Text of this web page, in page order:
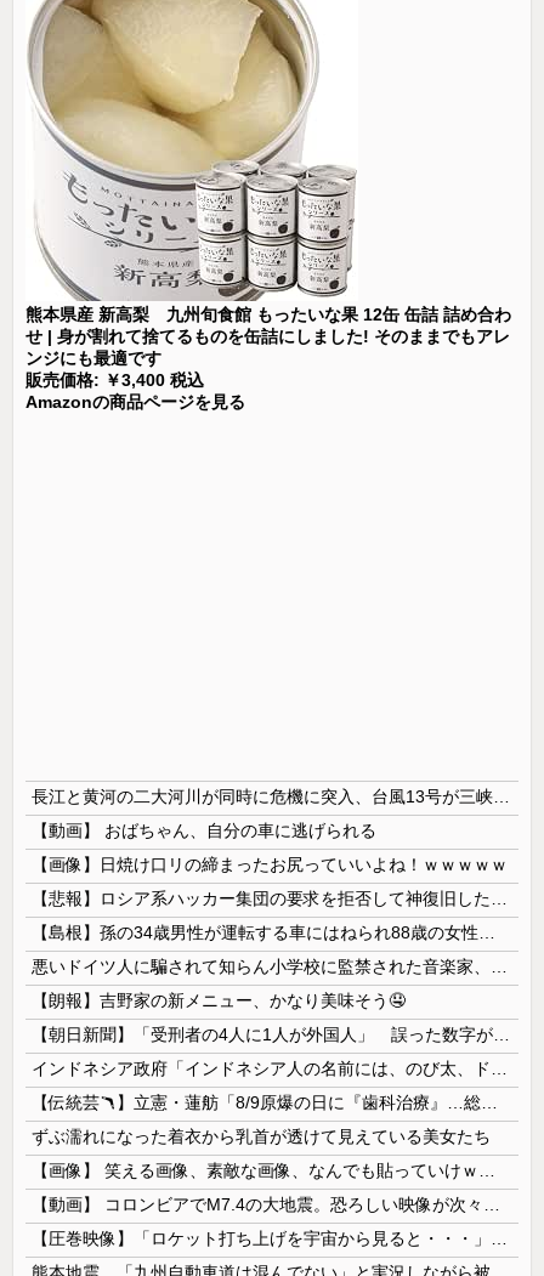
熊本県産 新高梨 九州旬食館 もったいな果 12缶 缶詰 詰め合わ
せ | 身が割れて捨てるものを缶詰にしました! そのままでもアレ
ンジにも最適です
販売価格: ￥3,400 税込
Amazonの商品ページを見る
【動画】 おばちゃん、自分の車に逃げられる
【画像】日焼け口リの締まったお尻っていいよね！ｗｗｗｗｗ
【朗報】吉野家の新メニュー、かなり美味そう🤤
ずぶ濡れになった着衣から乳首が透けて見えている美女たち